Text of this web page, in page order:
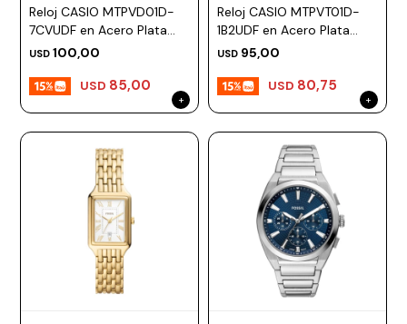
Reloj CASIO MTPVD01D-
7CVUDF en Acero Plata
Esfera 45mm
USD 100,00
USD 85,00
Reloj CASIO MTPVT01D-
1B2UDF en Acero Plata
Esfera 46mm
USD 95,00
USD 80,75